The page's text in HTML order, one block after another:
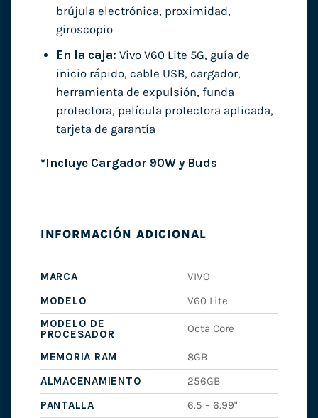
brújula electrónica, proximidad,
giroscopio
En la caja: Vivo V60 Lite 5G, guía de
inicio rápido, cable USB, cargador,
herramienta de expulsión, funda
protectora, película protectora aplicada,
tarjeta de garantía
*Incluye Cargador 90W y Buds
INFORMACIÓN ADICIONAL
MARCA
VIVO
MODELO
V60 Lite
MODELO DE
PROCESADOR
Octa Core
MEMORIA RAM
8GB
ALMACENAMIENTO
256GB
PANTALLA
6.5 – 6.99"